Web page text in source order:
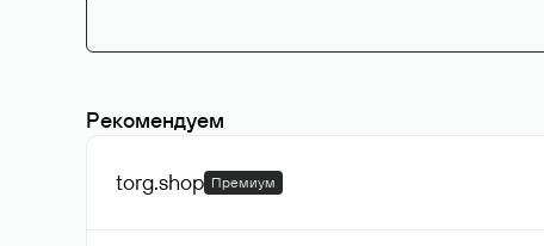
Рекомендуем
torg.shop Премиум